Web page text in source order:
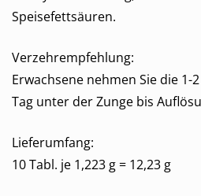
Speisefettsäuren.
Verzehrempfehlung:
Erwachsene nehmen Sie die
Tag unter der Zunge bis
Lieferumfang:
10 Tabl. je 1,223 g = 12,23 g